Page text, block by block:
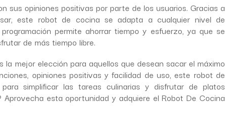
sus opiniones positivas por parte de los usuarios. Gracias a
este robot de cocina se adapta a cualquier nivel de
permite ahorrar tiempo y esfuerzo, ya que se
de más tiempo libre.
mejor elección para aquellos que desean sacar el máximo
opiniones positivas y facilidad de uso, este robot de
simplificar las tareas culinarias y disfrutar de platos
esta oportunidad y adquiere el Robot De Cocina